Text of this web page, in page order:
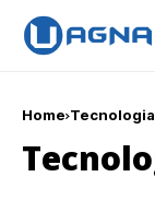
Home Tecnologia